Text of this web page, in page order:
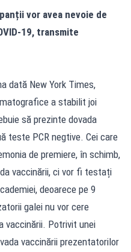
vor avea nevoie de
19, transmite
dată New York Times,
a stabilit joi
să prezinte dovada
teste PCR negtive. Cei care
de premiere, în schimb,
vaccinării, ci vor fi testați
deoarece pe 9
galei nu vor cere
vaccinării. Potrivit unei
vaccinării prezentatorilor